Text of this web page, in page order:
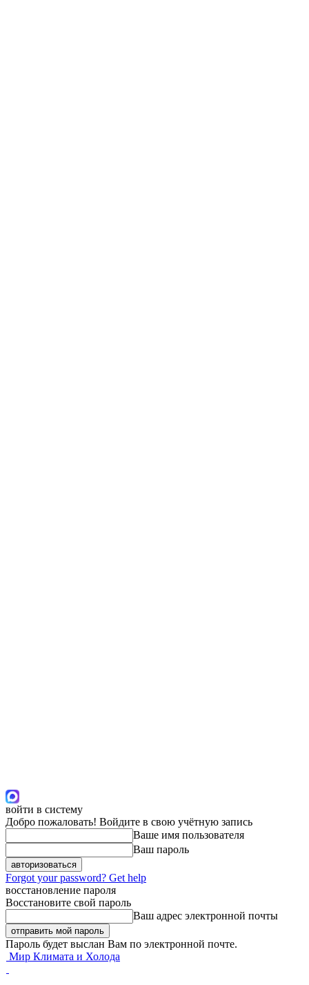
войти в систему
Добро пожаловать! Войдите в свою учётную запись
Ваше имя пользователя
Ваш пароль
Forgot your password? Get help
восстановление пароля
Восстановите свой пароль
Ваш адрес электронной почты
Пароль будет выслан Вам по электронной почте.
Мир Климата и Холода